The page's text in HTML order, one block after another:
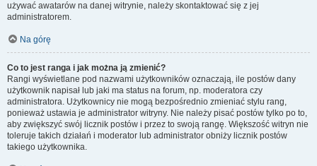
używać awatarów na danej witrynie, należy skontaktować się z jej
administratorem.
Na górę
Co to jest ranga i jak można ją zmienić?
Rangi wyświetlane pod nazwami użytkowników oznaczają, ile postów dany
użytkownik napisał lub jaki ma status na forum, np. moderatora czy
administratora. Użytkownicy nie mogą bezpośrednio zmieniać stylu rang,
ponieważ ustawia je administrator witryny. Nie należy pisać postów tylko po to,
aby zwiększyć swój licznik postów i przez to swoją rangę. Większość witryn nie
toleruje takich działań i moderator lub administrator obniży licznik postów
takiego użytkownika.